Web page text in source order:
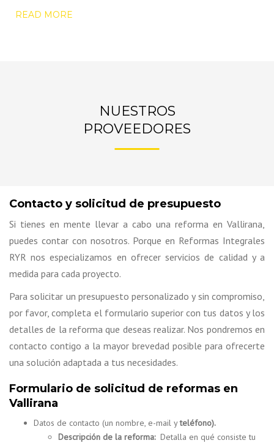
READ MORE
NUESTROS
PROVEEDORES
Contacto y solicitud de presupuesto
Si tienes en mente llevar a cabo una reforma en Vallirana,
puedes contar con nosotros. Porque en Reformas Integrales
RYRnos especializamos en ofrecer servicios de calidad y a
medida para cada proyecto.
Para solicitar un presupuesto personalizado y sin compromiso,
por favor, completa el formulario superior con tus datos y los
detalles de la reforma que deseas realizar. Nos pondremos en
contacto contigo a la mayor brevedad posible para ofrecerte
una solución adaptada a tus necesidades.
Formulario de solicitud de reformas en
Vallirana
Datos de contacto (un nombre, e-mail yteléfono).
Descripción de la reforma:Detalla en qué consiste tu